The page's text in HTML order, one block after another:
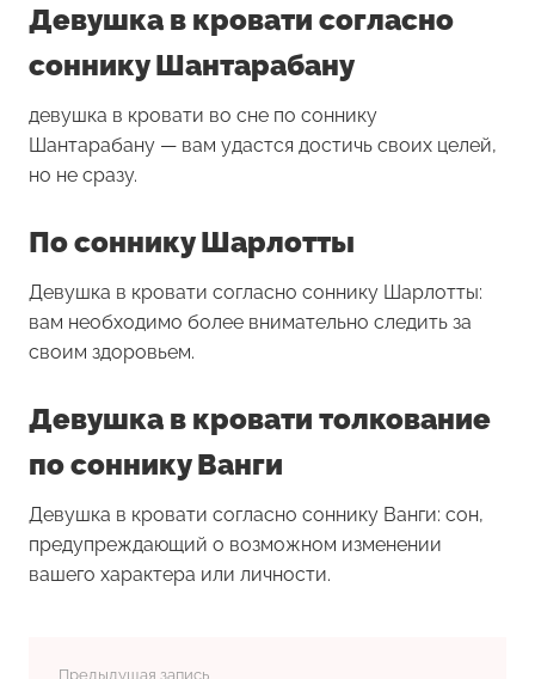
Девушка в кровати согласно
соннику Шантарабану
девушка в кровати во сне по соннику
Шантарабану — вам удастся достичь своих целей,
но не сразу.
По соннику Шарлотты
Девушка в кровати согласно соннику Шарлотты:
вам необходимо более внимательно следить за
своим здоровьем.
Девушка в кровати толкование
по соннику Ванги
Девушка в кровати согласно соннику Ванги: сон,
предупреждающий о возможном изменении
вашего характера или личности.
Предыдущая запись